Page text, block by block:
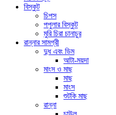
বিস্কুট
চিপস
পপুলার বিস্কুট
মুরি চিরা চানাচুর
রান্নার সামগ্রী
দুধ এবং ডিম
আটা-ময়দা
মাংস ও মাছ
মাছ
মাংস
শুটকি মাছ
রান্না